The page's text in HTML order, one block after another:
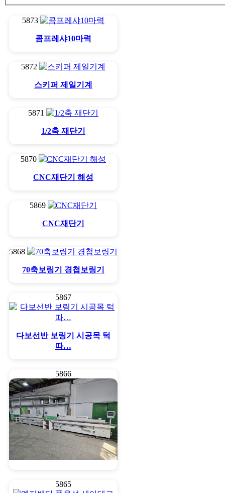
5873
콤프레샤10마력
5872
스키퍼 제일기계
5871
1/2축 재단기
5870
CNC재단기 해성
5869
CNC재단기
5868
70축보링기 경첩보링기
5867
다보선반 보링기 시공목 턱
따…
5866
5865